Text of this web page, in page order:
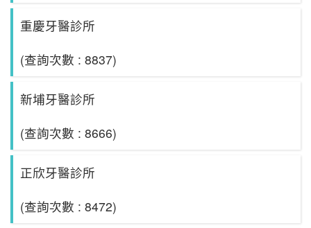
重慶牙醫診所
(查詢次數 : 8837)
新埔牙醫診所
(查詢次數 : 8666)
正欣牙醫診所
(查詢次數 : 8472)